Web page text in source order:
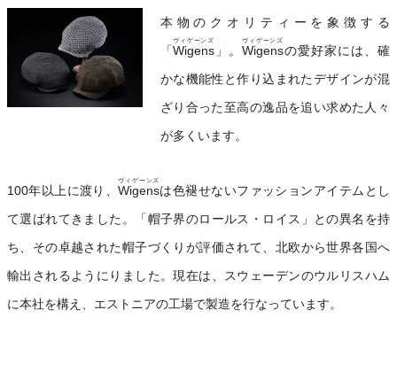
本物のクオリティーを象徴する
「Wigens
ヴィゲーンズ
」。 Wigens
ヴィゲーンズ
の愛好家には、確
かな機能性と作り込まれたデザインが混
ざり合った至高の逸品を追い求めた人々
が多くいます。
100年以上に渡り、 Wigens
ヴィゲーンズ
は色褪せないファッションアイテムとし
て選ばれてきました。「帽子界のロールス・ロイス」との異名を持
ち、その卓越された帽子づくりが評価されて、北欧から世界各国へ
輸出されるようにりました。現在は、スウェーデンのウルリスハム
に本社を構え、エストニアの工場で製造を行なっています。